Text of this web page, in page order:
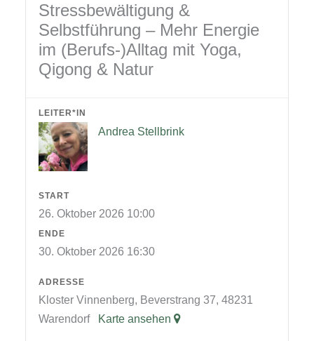
LEITER*IN
Andrea Stellbrink
START
26. Oktober 2026 10:00
ENDE
30. Oktober 2026 16:30
ADRESSE
Kloster Vinnenberg, Beverstrang 37, 48231
Warendorf
Karte ansehen
Stressbewältigung &
Selbstführung – Mehr Energie
im (Berufs-)Alltag mit Yoga,
Qigong & Natur
Mehr
Energie
im
(Berufs-)Alltag
Yoga,
Qigong
&
Natur